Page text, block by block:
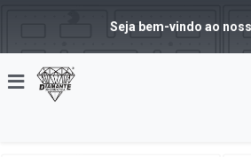
Seja bem-vindo ao